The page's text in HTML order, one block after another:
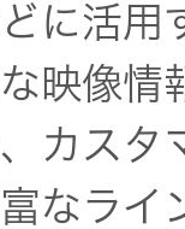
に活用
映像情
カスタ
なライ